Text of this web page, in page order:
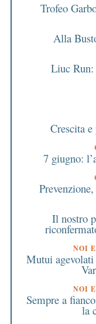
Trofeo
Alla
Liuc
Crescita
7 giugno:
Il nostro
NOI
Mutui agevolati
NOI
Sempre a
la